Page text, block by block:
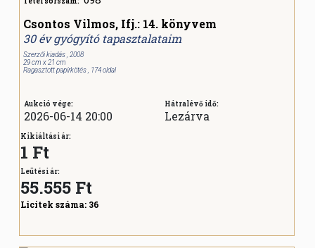
Csontos Vilmos, Ifj.: 14. könyvem
30 év gyógyító tapasztalataim
Szerzői kiadás , 2008
29 cm x 21 cm
Ragasztott papírkötés , 174 oldal
Aukció vége:
2026-06-14 20:00
Hátralévő idő:
Lezárva
Kikiáltási ár:
1 Ft
Leütési ár:
55.555 Ft
Licitek száma: 36